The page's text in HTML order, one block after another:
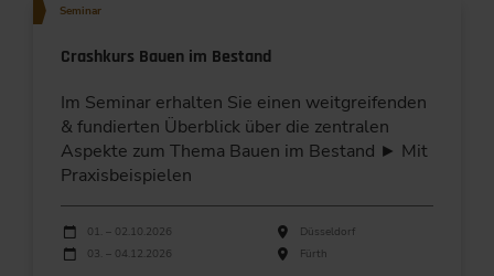
Seminar
Crashkurs Bauen im Bestand
Im Seminar erhalten Sie einen weitgreifenden
& fundierten Überblick über die zentralen
Aspekte zum Thema Bauen im Bestand ► Mit
Praxisbeispielen
Durchführungen
Veranstaltungsdatum
01. – 02.10.2026
Düsseldorf
03. – 04.12.2026
Fürth